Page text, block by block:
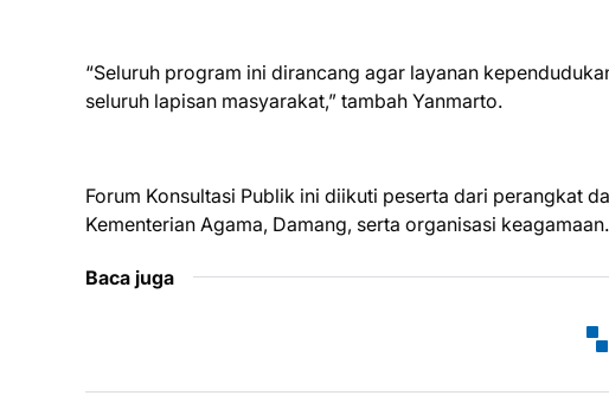
“Seluruh program ini dirancang agar layanan
seluruh lapisan masyarakat,” tambah Yanmarto.
Forum Konsultasi Publik ini diikuti peserta dari perangkat
Kementerian Agama, Damang, serta organisasi
Baca juga